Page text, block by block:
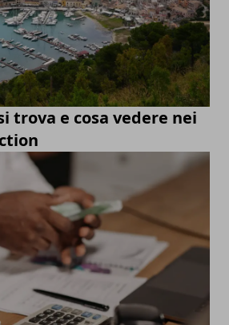
trova e cosa vedere nei